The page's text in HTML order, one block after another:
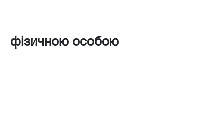
фізичною особою